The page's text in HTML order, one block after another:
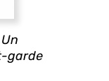
garde